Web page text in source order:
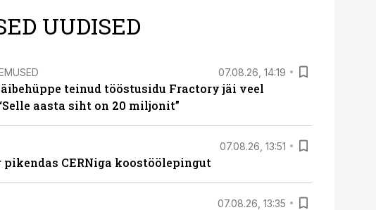
UUDISED
07.08.26, 14:19
teinud tööstusidu Fractory jäi veel
aasta siht on 20 miljonit”
07.08.26, 13:51
pikendas CERNiga koostöölepingut
07.08.26, 13:35